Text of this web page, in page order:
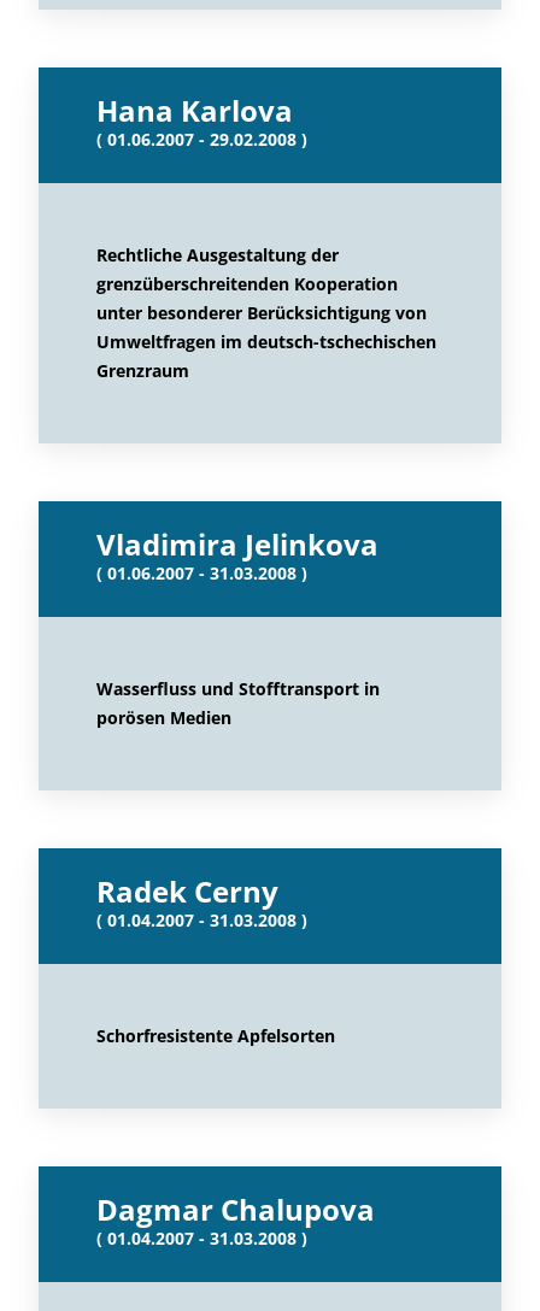
Hana Karlova
( 01.06.2007 - 29.02.2008 )
Rechtliche Ausgestaltung der
grenzüberschreitenden Kooperation
unter besonderer Berücksichtigung von
Umweltfragen im deutsch-tschechischen
Grenzraum
Vladimira Jelinkova
( 01.06.2007 - 31.03.2008 )
Wasserfluss und Stofftransport in
porösen Medien
Radek Cerny
( 01.04.2007 - 31.03.2008 )
Schorfresistente Apfelsorten
Dagmar Chalupova
( 01.04.2007 - 31.03.2008 )